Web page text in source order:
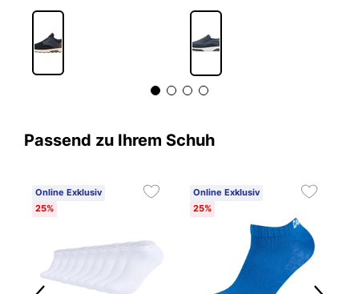
Passend zu Ihrem Schuh
Online Exklusiv
25%
Online Exklusiv
25%